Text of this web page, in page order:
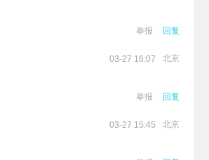
举报 回复
03-27 16:07 北京
举报 回复
03-27 15:45 北京